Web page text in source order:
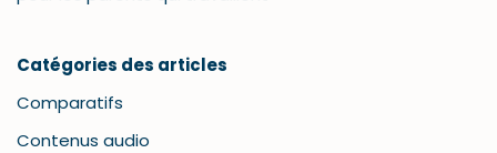
Catégories des articles
Comparatifs
Contenus audio